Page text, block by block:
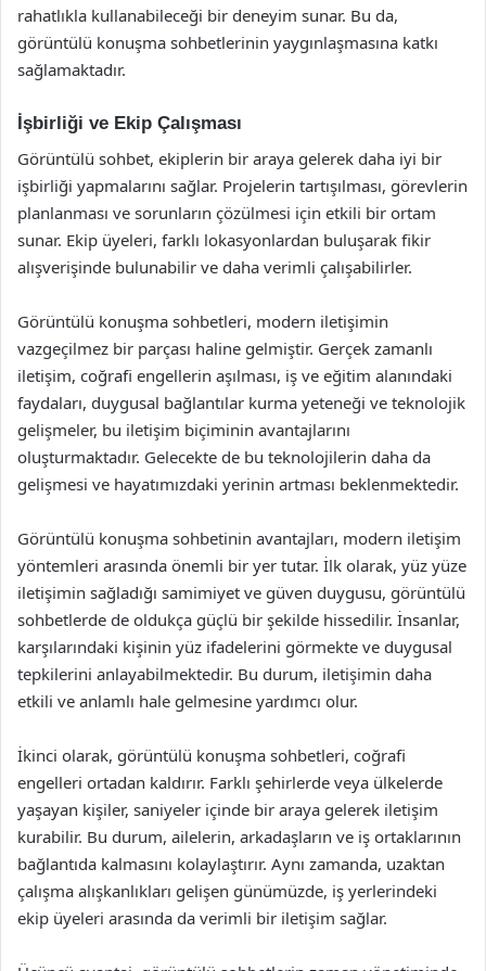
rahatlıkla kullanabileceği bir deneyim sunar. Bu da,
görüntülü konuşma sohbetlerinin yaygınlaşmasına katkı
sağlamaktadır.
İşbirliği ve Ekip Çalışması
Görüntülü sohbet, ekiplerin bir araya gelerek daha iyi bir
işbirliği yapmalarını sağlar. Projelerin tartışılması, görevlerin
planlanması ve sorunların çözülmesi için etkili bir ortam
sunar. Ekip üyeleri, farklı lokasyonlardan buluşarak fikir
alışverişinde bulunabilir ve daha verimli çalışabilirler.
Görüntülü konuşma sohbetleri, modern iletişimin
vazgeçilmez bir parçası haline gelmiştir. Gerçek zamanlı
iletişim, coğrafi engellerin aşılması, iş ve eğitim alanındaki
faydaları, duygusal bağlantılar kurma yeteneği ve teknolojik
gelişmeler, bu iletişim biçiminin avantajlarını
oluşturmaktadır. Gelecekte de bu teknolojilerin daha da
gelişmesi ve hayatımızdaki yerinin artması beklenmektedir.
Görüntülü konuşma sohbetinin avantajları, modern iletişim
yöntemleri arasında önemli bir yer tutar. İlk olarak, yüz yüze
iletişimin sağladığı samimiyet ve güven duygusu, görüntülü
sohbetlerde de oldukça güçlü bir şekilde hissedilir. İnsanlar,
karşılarındaki kişinin yüz ifadelerini görmekte ve duygusal
tepkilerini anlayabilmektedir. Bu durum, iletişimin daha
etkili ve anlamlı hale gelmesine yardımcı olur.
İkinci olarak, görüntülü konuşma sohbetleri, coğrafi
engelleri ortadan kaldırır. Farklı şehirlerde veya ülkelerde
yaşayan kişiler, saniyeler içinde bir araya gelerek iletişim
kurabilir. Bu durum, ailelerin, arkadaşların ve iş ortaklarının
bağlantıda kalmasını kolaylaştırır. Aynı zamanda, uzaktan
çalışma alışkanlıkları gelişen günümüzde, iş yerlerindeki
ekip üyeleri arasında da verimli bir iletişim sağlar.